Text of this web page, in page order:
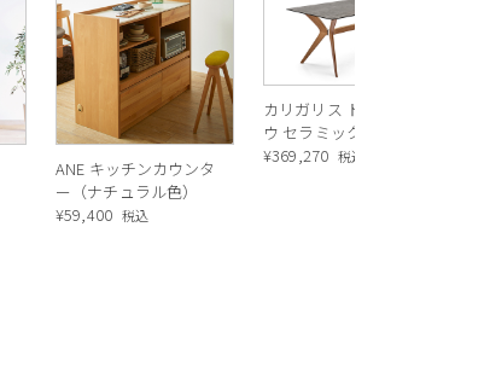
ANE キッチンカウンタ
ー（ナチュラル色）
¥59,400 税込
カリガリス トウキョ
ウ セラミック ダイニ
ングテーブル ／
¥369,270 税込